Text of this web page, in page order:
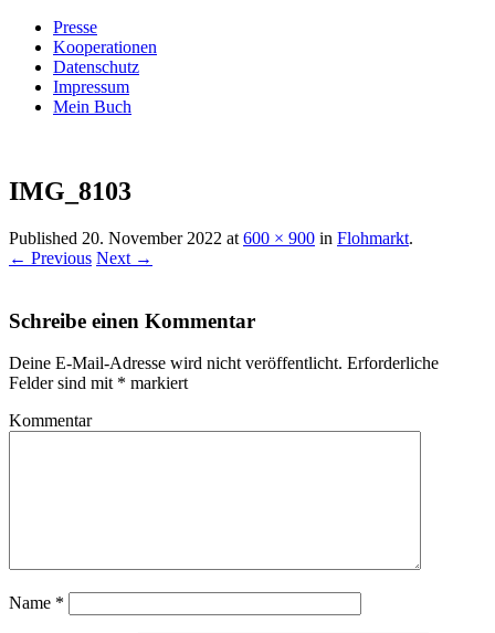
Presse
Kooperationen
Datenschutz
Impressum
Mein Buch
Villa König
IMG_8103
Published 20. November 2022 at 600 × 900 in Flohmarkt.
← Previous Next →
Schreibe einen Kommentar
Deine E-Mail-Adresse wird nicht veröffentlicht. Erforderliche
Felder sind mit * markiert
Kommentar
Name *